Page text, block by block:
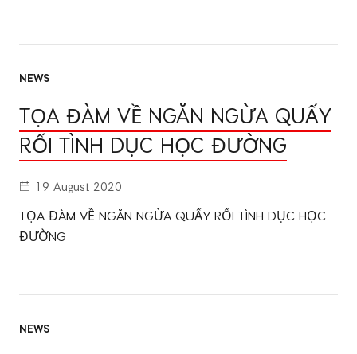
NEWS
TỌA ĐÀM VỀ NGĂN NGỪA QUẤY
RỐI TÌNH DỤC HỌC ĐƯỜNG
19 August 2020
TỌA ĐÀM VỀ NGĂN NGỪA QUẤY RỐI TÌNH DỤC HỌC
ĐƯỜNG
NEWS